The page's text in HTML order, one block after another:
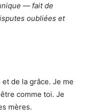
— fait de
oubliées et
de la grâce. Je me
comme toi. Je
mères.